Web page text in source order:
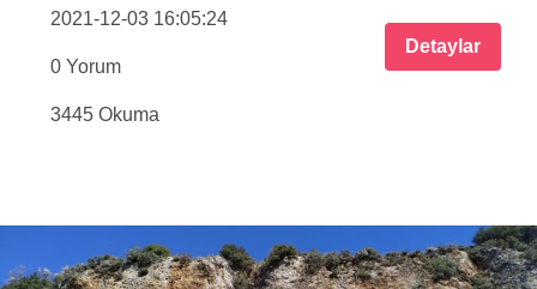
2021-12-03 16:05:24
0 Yorum
3445 Okuma
Detaylar